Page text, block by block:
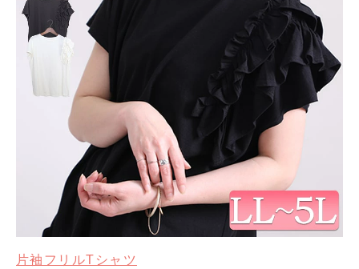
片袖フリルTシャツ